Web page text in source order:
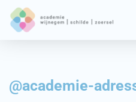
@academie-